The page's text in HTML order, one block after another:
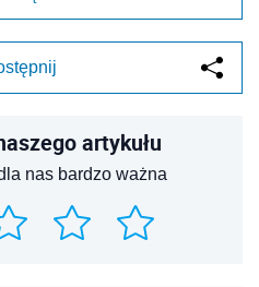
artykułu
nas bardzo ważna